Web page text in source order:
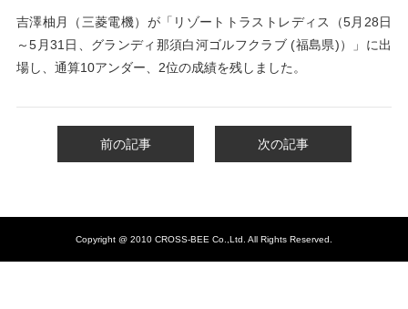
吉澤柚月（三菱電機）が「リゾートトラストレディス（5月28日
～5月31日、グランディ那須白河ゴルフクラブ (福島県)）
」に出
場し、通算10アンダー、2位の成績を残しました。
前の記事 次の記事
Copyright @ 2010 CROSS-BEE Co.,Ltd. All Rights Reserved.